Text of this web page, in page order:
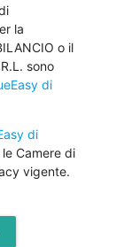
la
o il
sono
di
di
Camere di
vigente.